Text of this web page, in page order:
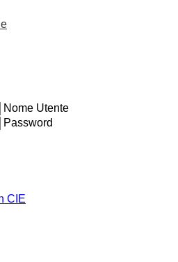
Nome Utente
Password
CIE